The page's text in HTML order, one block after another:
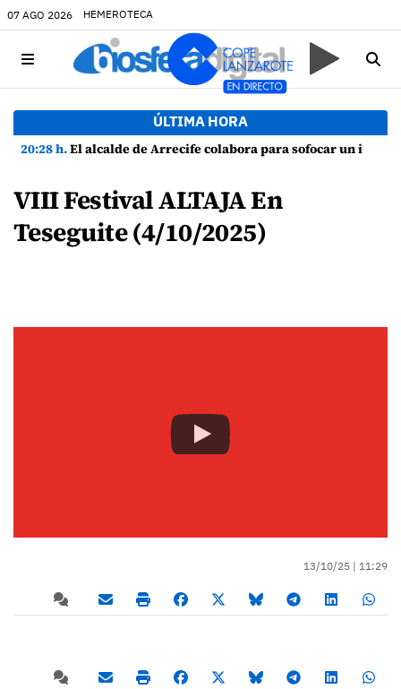
07 AGO 2026 HEMEROTECA
ÚLTIMA HORA
20:28 h.El alcalde de Arrecife colabora para sofocar un incendio en una vivienda de Playa Honda
VIII Festival ALTAJA En
Teseguite (4/10/2025)
13/10/25 | 11:29